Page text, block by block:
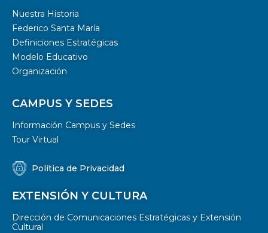
Nuestra Historia
Federico Santa María
Definiciones Estratégicas
Modelo Educativo
Organización
CAMPUS Y SEDES
Información Campus y Sedes
Tour Virtual
Política de Privacidad
EXTENSIÓN Y CULTURA
Dirección de Comunicaciones Estratégicas y Extensión
Cultural